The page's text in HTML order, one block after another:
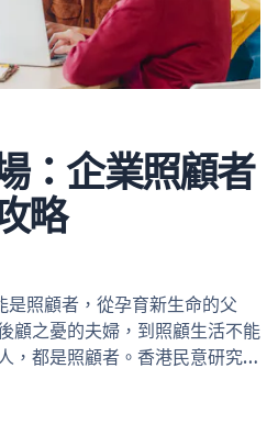
：企業照顧者
略
照顧者，從孕育新生命的父
顧之憂的夫婦，到照顧生活不能
，都是照顧者。香港民意研究所